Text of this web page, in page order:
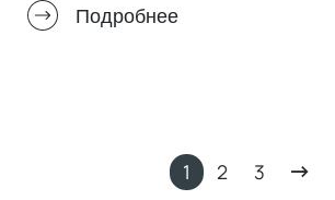
около 420 сотрудников, продолжит
Подробнее
1 2 3